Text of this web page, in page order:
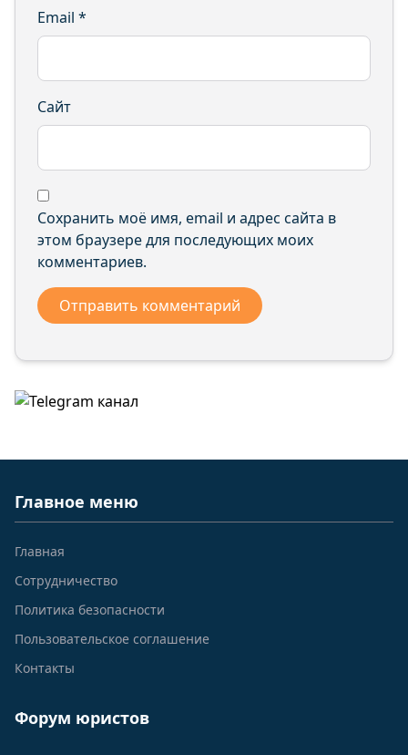
Email *
Сайт
Сохранить моё имя, email и адрес сайта в
этом браузере для последующих моих
комментариев.
Главное меню
Главная
Сотрудничество
Политика безопасности
Пользовательское соглашение
Контакты
Форум юристов